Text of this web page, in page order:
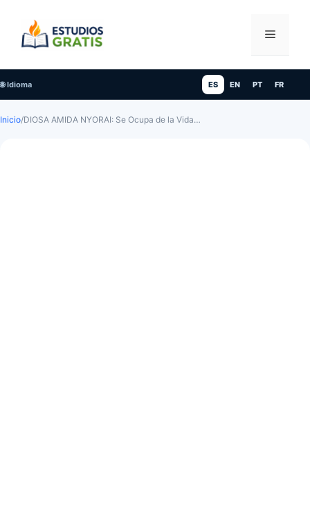
contenido
Menú
🌐 Idioma ES EN PT FR
Inicio/DIOSA AMIDA NYORAI: Se Ocupa de la Vida…